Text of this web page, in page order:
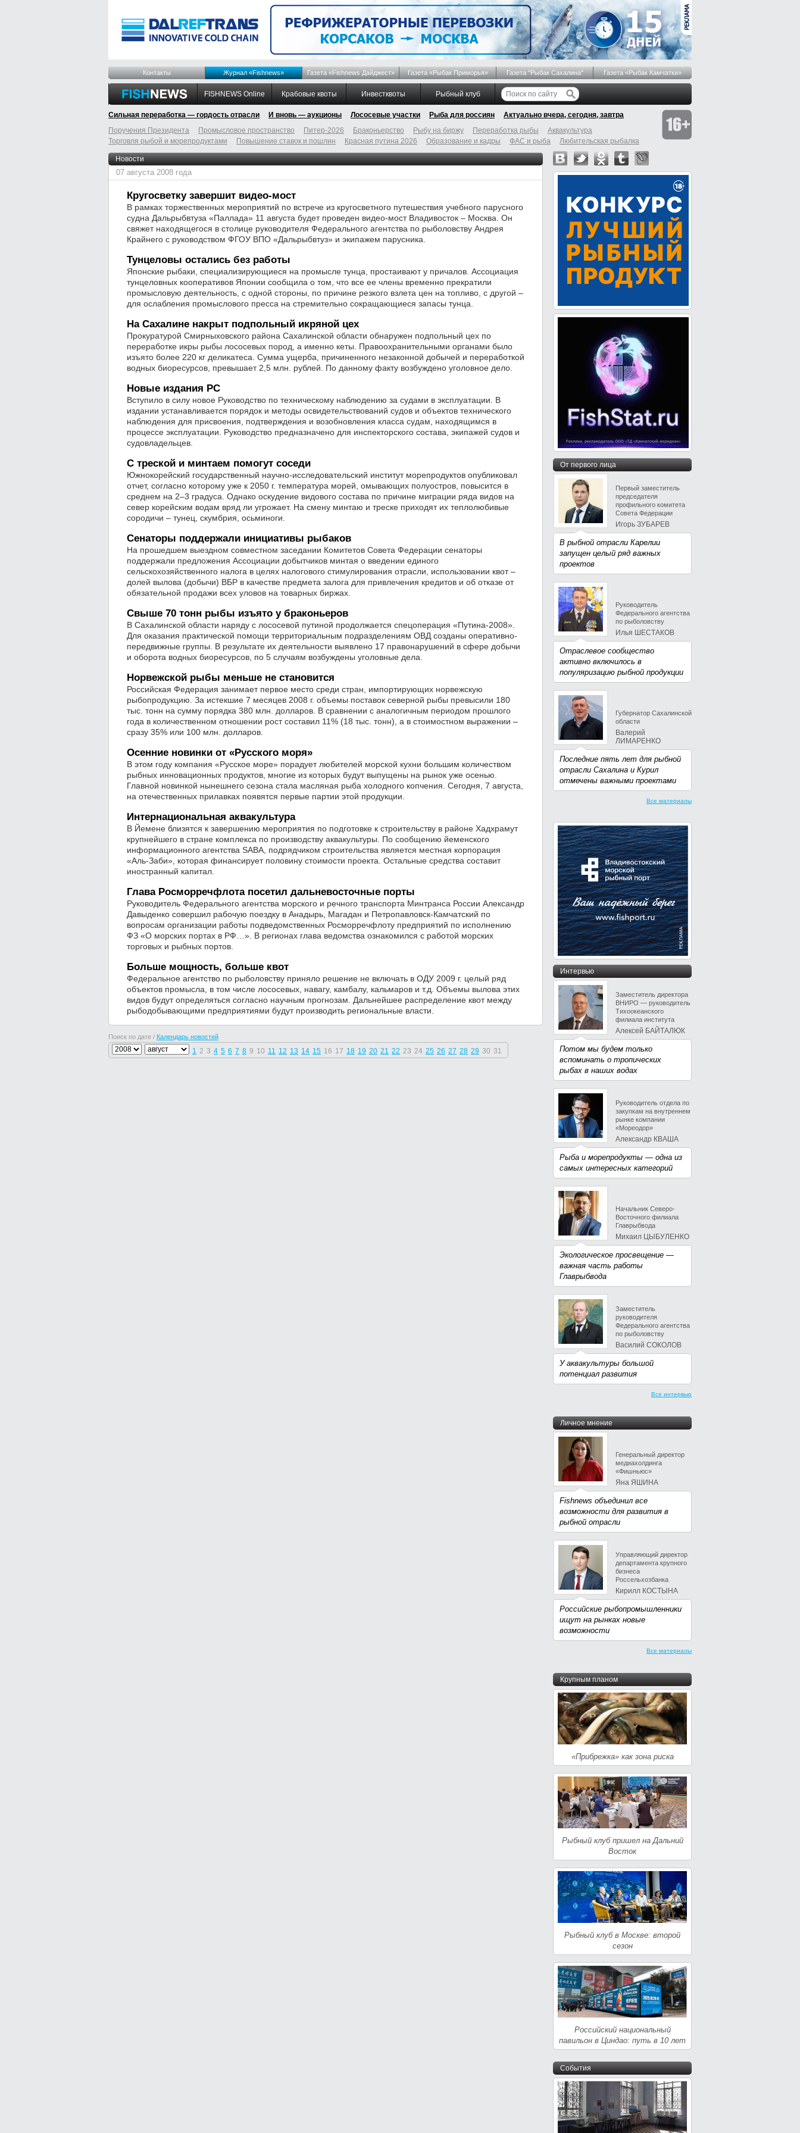
Контакты Журнал «Fishnews» Газета «Fishnews Дайджест» Газета «Рыбак Приморья» Газета "Рыбак Сахалина" Газета «Рыбак Камчатки»
FISHNEWS Online Крабовые квоты Инвестквоты Рыбный клуб
Сильная переработка — гордость отрасли И вновь — аукционы Лососевые участки Рыба для россиян
Актуально вчера, сегодня, завтра
Поручения Президента
Промысловое пространство Питер-2026 Браконьерство Рыбу на биржу Переработка рыбы
Аквакультура
Торговля рыбой и морепродуктами
Повышение ставок и пошлин Красная путина 2026 Образование и кадры ФАС и рыба Любительская рыбалка
Новости
07 августа 2008 года
Кругосветку завершит видео-мост
В рамках торжественных мероприятий по встрече из кругосветного путешествия учебного парусного
судна Дальрыбвтуза «Паллада» 11 августа будет проведен видео-мост Владивосток – Москва. Он
свяжет находящегося в столице руководителя Федерального агентства по рыболовству Андрея
Крайнего с руководством ФГОУ ВПО «Дальрыбвтуз» и экипажем парусника.
Тунцеловы остались без работы
Японские рыбаки, специализирующиеся на промысле тунца, простаивают у причалов. Ассоциация
тунцеловных кооперативов Японии сообщила о том, что все ее члены временно прекратили
промысловую деятельность, с одной стороны, по причине резкого взлета цен на топливо, с другой –
для ослабления промыслового пресса на стремительно сокращающиеся запасы тунца.
На Сахалине накрыт подпольный икряной цех
Прокуратурой Смирныховского района Сахалинской области обнаружен подпольный цех по
переработке икры рыбы лососевых пород, а именно кеты. Правоохранительными органами было
изъято более 220 кг деликатеса. Сумма ущерба, причиненного незаконной добычей и переработкой
водных биоресурсов, превышает 2,5 млн. рублей. По данному факту возбуждено уголовное дело.
Новые издания РС
Вступило в силу новое Руководство по техническому наблюдению за судами в эксплуатации. В
издании устанавливается порядок и методы освидетельствований судов и объектов технического
наблюдения для присвоения, подтверждения и возобновления класса судам, находящимся в
процессе эксплуатации. Руководство предназначено для инспекторского состава, экипажей судов и
судовладельцев.
С треской и минтаем помогут соседи
Южнокорейский государственный научно-исследовательский институт морепродуктов опубликовал
отчет, согласно которому уже к 2050 г. температура морей, омывающих полуостров, повысится в
среднем на 2–3 градуса. Однако оскудение видового состава по причине миграции ряда видов на
север корейским водам вряд ли угрожает. На смену минтаю и треске приходят их теплолюбивые
сородичи – тунец, скумбрия, осьминоги.
Сенаторы поддержали инициативы рыбаков
На прошедшем выездном совместном заседании Комитетов Совета Федерации сенаторы
поддержали предложения Ассоциации добытчиков минтая о введении единого
сельскохозяйственного налога в целях налогового стимулирования отрасли, использовании квот –
долей вылова (добычи) ВБР в качестве предмета залога для привлечения кредитов и об отказе от
обязательной продажи всех уловов на товарных биржах.
Свыше 70 тонн рыбы изъято у браконьеров
В Сахалинской области наряду с лососевой путиной продолжается спецоперация «Путина-2008».
Для оказания практической помощи территориальным подразделениям ОВД созданы оперативно-
передвижные группы. В результате их деятельности выявлено 17 правонарушений в сфере добычи
и оборота водных биоресурсов, по 5 случаям возбуждены уголовные дела.
Норвежской рыбы меньше не становится
Российская Федерация занимает первое место среди стран, импортирующих норвежскую
рыбопродукцию. За истекшие 7 месяцев 2008 г. объемы поставок северной рыбы превысили 180
тыс. тонн на сумму порядка 380 млн. долларов. В сравнении с аналогичным периодом прошлого
года в количественном отношении рост составил 11% (18 тыс. тонн), а в стоимостном выражении –
сразу 35% или 100 млн. долларов.
Осенние новинки от «Русского моря»
В этом году компания «Русское море» порадует любителей морской кухни большим количеством
рыбных инновационных продуктов, многие из которых будут выпущены на рынок уже осенью.
Главной новинкой нынешнего сезона стала масляная рыба холодного копчения. Сегодня, 7 августа,
на отечественных прилавках появятся первые партии этой продукции.
Интернациональная аквакультура
В Йемене близятся к завершению мероприятия по подготовке к строительству в районе Хадхрамут
крупнейшего в стране комплекса по производству аквакультуры. По сообщению йеменского
информационного агентства SABA, подрядчиком строительства является местная корпорация
«Аль-Заби», которая финансирует половину стоимости проекта. Остальные средства составит
иностранный капитал.
Глава Росморречфлота посетил дальневосточные порты
Руководитель Федерального агентства морского и речного транспорта Минтранса России Александр
Давыденко совершил рабочую поездку в Анадырь, Магадан и Петропавловск-Камчатский по
вопросам организации работы подведомственных Росморречфлоту предприятий по исполнению
ФЗ «О морских портах в РФ…». В регионах глава ведомства ознакомился с работой морских
торговых и рыбных портов.
Больше мощность, больше квот
Федеральное агентство по рыболовству приняло решение не включать в ОДУ 2009 г. целый ряд
объектов промысла, в том числе лососевых, навагу, камбалу, кальмаров и т.д. Объемы вылова этих
видов будут определяться согласно научным прогнозам. Дальнейшее распределение квот между
рыбодобывающими предприятиями будут производить региональные власти.
Поиск по дате / Календарь новостей
1 2 3 4 5 6 7 8 9 10 11 12 13 14 15 16 17 18 19 20 21 22 23 24 25 26 27 28 29 30 31
От первого лица
Первый заместитель
председателя
профильного комитета
Совета Федерации
Игорь ЗУБАРЕВ
В рыбной отрасли Карелии
запущен целый ряд важных
проектов
Руководитель
Федерального агентства
по рыболовству
Илья ШЕСТАКОВ
Отраслевое сообщество
активно включилось в
популяризацию рыбной продукции
Губернатор Сахалинской
области
Валерий
ЛИМАРЕНКО
Последние пять лет для рыбной
отрасли Сахалина и Курил
отмечены важными проектами
Все материалы
Интервью
Заместитель директора
ВНИРО — руководитель
Тихоокеанского
филиала института
Алексей БАЙТАЛЮК
Потом мы будем только
вспоминать о тропических
рыбах в наших водах
Руководитель отдела по
закупкам на внутреннем
рынке компании
«Мореодор»
Александр КВАША
Рыба и морепродукты — одна из
самых интересных категорий
Начальник Северо-
Восточного филиала
Главрыбвода
Михаил ЦЫБУЛЕНКО
Экологическое просвещение —
важная часть работы
Главрыбвода
Заместитель
руководителя
Федерального агентства
по рыболовству
Василий СОКОЛОВ
У аквакультуры большой
потенциал развития
Все интервью
Личное мнение
Генеральный директор
медиахолдинга
«Фишньюс»
Яна ЯШИНА
Fishnews объединил все
возможности для развития в
рыбной отрасли
Управляющий директор
департамента крупного
бизнеса
Россельхозбанка
Кирилл КОСТЫНА
Российские рыбопромышленники
ищут на рынках новые
возможности
Все материалы
Крупным планом
«Прибрежка» как зона риска
Рыбный клуб пришел на Дальний
Восток
Рыбный клуб в Москве: второй
сезон
Российский национальный
павильон в Циндао: путь в 10 лет
События